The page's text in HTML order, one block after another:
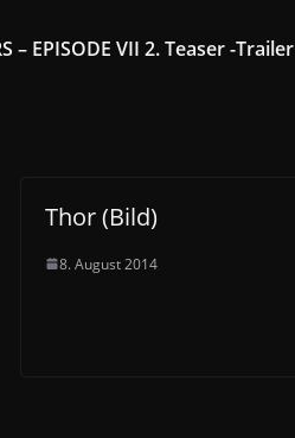
– EPISODE VII 2. Teaser -Trailer
Thor (Bild)
8. August 2014